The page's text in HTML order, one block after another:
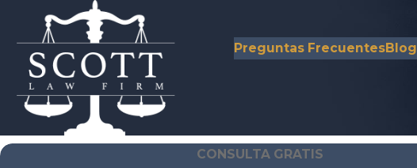
Preguntas FrecuentesBlog
CONSULTA GRATIS